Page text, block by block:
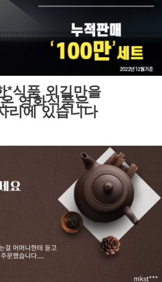
*식품 외길만을
영화식품은
리에 있습니다